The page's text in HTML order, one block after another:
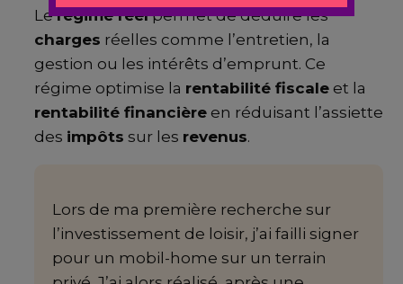
Lerégime réelpermet de déduire les
charges réelles comme l’entretien, la
gestion ou les intérêts d’emprunt. Ce
régime optimise la rentabilité fiscale et la
rentabilité financière en réduisant l’assiette
des impôts sur les revenus.
Lors de ma première recherche sur
l’investissement de loisir, j’ai failli signer
pour un mobil-home sur un terrain